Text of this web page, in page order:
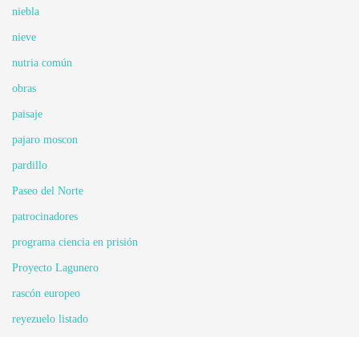
niebla
nieve
nutria común
obras
paisaje
pajaro moscon
pardillo
Paseo del Norte
patrocinadores
programa ciencia en prisión
Proyecto Lagunero
rascón europeo
reyezuelo listado